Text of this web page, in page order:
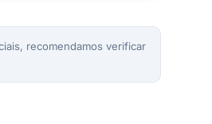
recomendamos verificar